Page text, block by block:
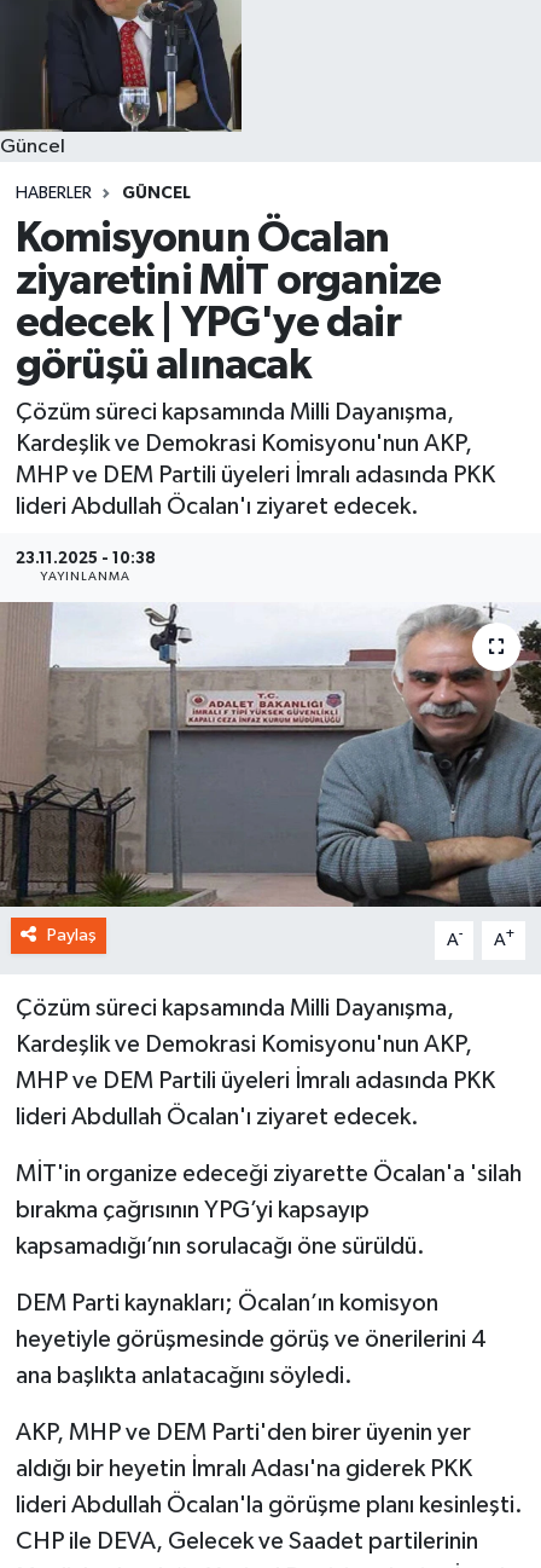
Güncel
HABERLER GÜNCEL
Komisyonun Öcalan
ziyaretini MİT organize
edecek | YPG'ye dair
görüşü alınacak
Çözüm süreci kapsamında Milli Dayanışma,
Kardeşlik ve Demokrasi Komisyonu'nun AKP,
MHP ve DEM Partili üyeleri İmralı adasında PKK
lideri Abdullah Öcalan'ı ziyaret edecek.
23.11.2025 - 10:38
YAYINLANMA
Paylaş A- A+
Çözüm süreci kapsamında Milli Dayanışma,
Kardeşlik ve Demokrasi Komisyonu'nun AKP,
MHP ve DEM Partili üyeleri İmralı adasında PKK
lideri Abdullah Öcalan'ı ziyaret edecek.
MİT'in organize edeceği ziyarette Öcalan'a 'silah
bırakma çağrısının YPG’yi kapsayıp
kapsamadığı’nın sorulacağı öne sürüldü.
DEM Parti kaynakları; Öcalan’ın komisyon
heyetiyle görüşmesinde görüş ve önerilerini 4
ana başlıkta anlatacağını söyledi.
AKP, MHP ve DEM Parti'den birer üyenin yer
aldığı bir heyetin İmralı Adası'na giderek PKK
lideri Abdullah Öcalan'la görüşme planı kesinleşti.
CHP ile DEVA, Gelecek ve Saadet partilerinin